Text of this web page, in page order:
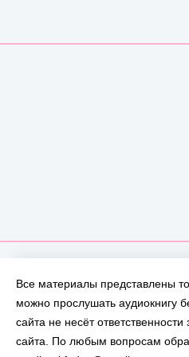
Все материалы представлены
можно прослушать аудиокнигу
сайта не несёт
сайта. По любым вопросам